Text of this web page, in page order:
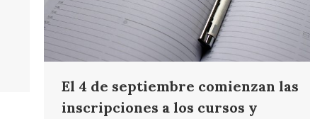
El 4 de septiembre comienzan las
inscripciones a los cursos y